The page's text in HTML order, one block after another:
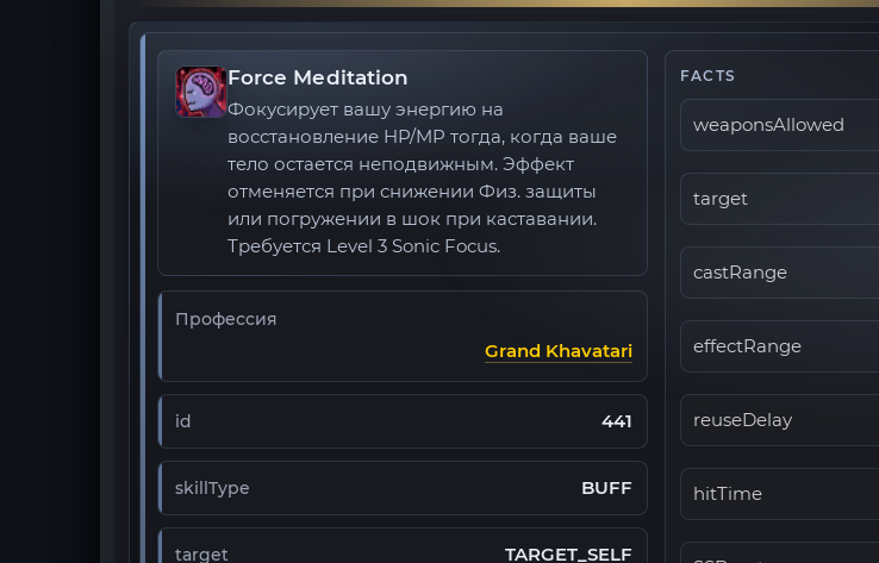
Force Meditation
Фокусирует вашу энергию на
восстановление HP/MP тогда, когда ваше
тело остается неподвижным. Эффект
отменяется при снижении Физ. защиты
или погружении в шок при каставании.
Требуется Level 3 Sonic Focus.
Профессия
Grand Khavatari
id 441
skillType BUFF
target TARGET_SELF
FACTS
weaponsAllowed
target
castRange
effectRange
reuseDelay
hitTime